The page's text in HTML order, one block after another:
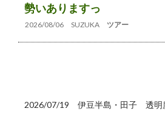
勢いありますっ
2026/08/06 SUZUKA ツアー
2026/07/19 伊豆半島・田子 透